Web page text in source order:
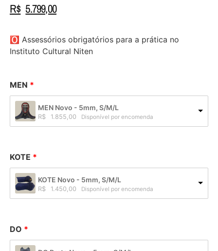
R$ 5.799,00
🅾 Assessórios obrigatórios para a prática no
Instituto Cultural Niten
MEN
MEN Novo - 5mm, S/M/L
R$ 1.855,00 Disponível por encomenda
KOTE
KOTE Novo - 5mm, S/M/L
R$ 1.450,00 Disponível por encomenda
DO